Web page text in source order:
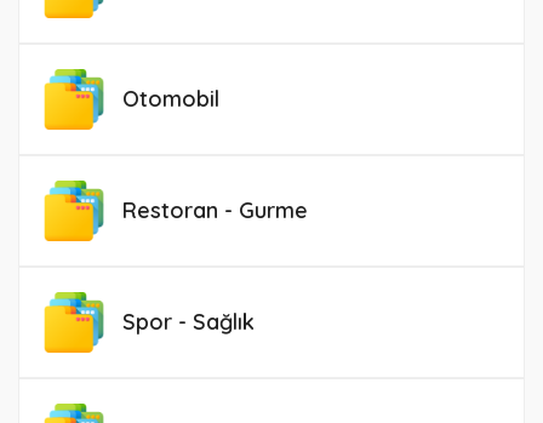
Otomobil
Restoran - Gurme
Spor - Sağlık